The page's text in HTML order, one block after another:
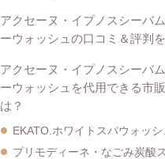
アクセーヌ・イプノスシーバ
ーウォッシュの口コミ＆評判
アクセーヌ・イプノスシーバ
ーウォッシュを代用できる市
は？
EKATO.ホワイトスパウォッシ
プリモディーネ・なごみ炭酸